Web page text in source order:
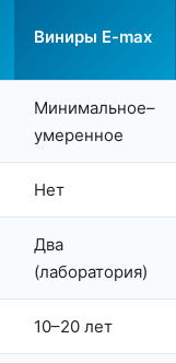
Виниры E-max
Минимальное–
умеренное
Нет
Два
(лаборатория)
10–20 лет